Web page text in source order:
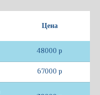
Цена
48000 р
67000 р